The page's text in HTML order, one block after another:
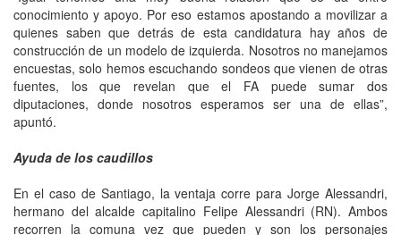
conocimiento y apoyo. Por eso estamos apostando a movilizar a
quienes saben que detrás de esta candidatura hay años de
construcción de un modelo de izquierda. Nosotros no manejamos
encuestas, solo hemos escuchando sondeos que vienen de otras
fuentes, los que revelan que el FA puede sumar dos
diputaciones, donde nosotros esperamos ser una de ellas”,
apuntó.
Ayuda de los caudillos
En el caso de Santiago, la ventaja corre para Jorge Alessandri,
hermano del alcalde capitalino Felipe Alessandri (RN). Ambos
recorren la comuna vez que pueden y son los personajes